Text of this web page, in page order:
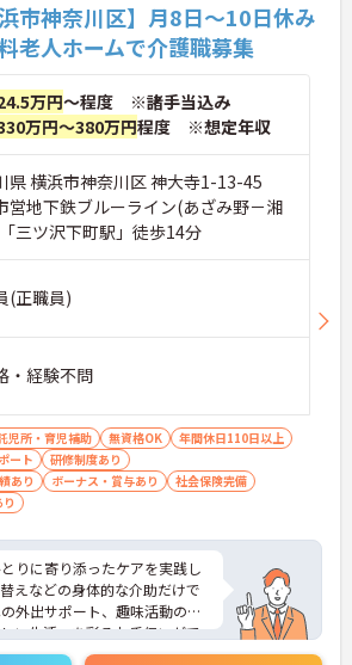
の休日で、身体への負担を抑
ます】
の実働8時間勤務で夜勤が存在
ズムを整えながら健康的に働き
す
日固定）を採用していること
が立てやすくプライベートの時
きる環境です
た収入アップと明確なキャリア
】
が支給されるほか、年2回の
りが給与に還元される仕組み
や管理者へのキャリアアップ
ー体制により、業務のストレ
ト確認をすべてスマートフォ
きの書類作成や事業所への移
務に集中できます
ながら孤立することなくチー
業務に取り組めます
市神奈川区】月8日～10日休み
老人ホームで介護職募集
万円～程度 ※諸手当込み
万円～380万円程度 ※想定年収
県 横浜市神奈川区 神大寺1-13-45
営地下鉄ブルーライン(あざみ野－湘
三ツ沢下町駅」徒歩14分
(正職員)
・経験不問
児所・育児補助 無資格OK
年間休日110日以上
ート
研修制度あり
あり
ボーナス・賞与あり
社会保険完備
りに寄り添ったケアを実践し
えなどの身体的な介助だけで
外出サポート、趣味活動の企
い生活」を彩るお手伝いがで
す。「生活の楽しみ」を一緒